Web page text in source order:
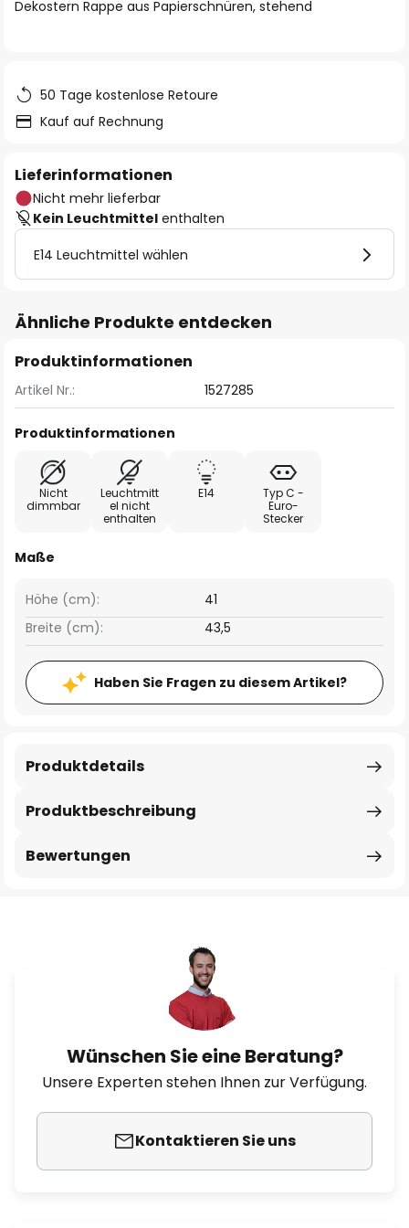
Dekostern Rappe aus Papierschnüren, stehend
50 Tage kostenlose Retoure
Kauf auf Rechnung
Lieferinformationen
Nicht mehr lieferbar
Kein Leuchtmittel enthalten
E14 Leuchtmittel wählen
Ähnliche Produkte entdecken
Produktinformationen
Artikel Nr.: 1527285
Produktinformationen
Nicht
dimmbar
Leuchtmitt
el nicht
enthalten
E14
Typ C -
Euro-
Stecker
Maße
Breite (cm): 43,5
Höhe (cm): 41
Haben Sie Fragen zu diesem Artikel?
Produktbeschreibung
Produktdetails
Bewertungen
Wünschen Sie eine Beratung?
Unsere Experten stehen Ihnen zur Verfügung.
Kontaktieren Sie uns